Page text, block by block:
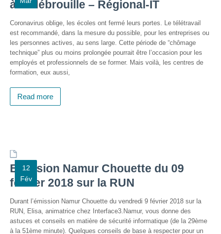
à la débrouille – Régional-IT
Coronavirus oblige, les écoles ont fermé leurs portes. Le télétravail
est recommandé, dans la mesure du possible, pour les entreprises ou
les personnes actives, au sens large. Cette période de “chômage
technique” plus ou moins prolongée pourrait être l’occasion pour les
employés et professionnels de se former. Mais voilà, les centres de
formation, eux aussi,
Read more
12
Fév
Emission Namur Chouette du 09
février 2018 sur la RUN
Durant l’émission Namur Chouette du vendredi 9 février 2018 sur la
RUN, Elisa, animatrice chez Interface3.Namur, vous donne des
astuces et conseils en matière de sécurité informatique (de la 29ème
à la 51ème minute). Quelques conseils de base à respecter pour un
et
Vie
privée
Se
former
demandeur·euse·s
Support IT –
Helpdesk
Je valorise
mon profil
avec le